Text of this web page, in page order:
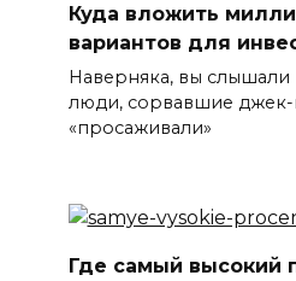
Куда вложить
вариантов для
Наверняка, вы слышали
люди, сорвавшие джек-
«просаживали»
Где самый высокий